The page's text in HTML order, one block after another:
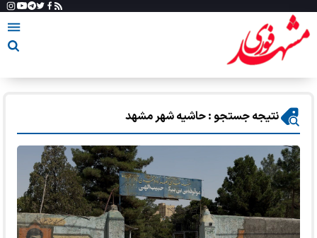
نتیجه جستجو : حاشیه شهر مشهد